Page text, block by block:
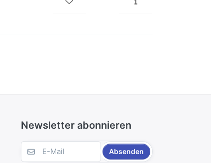
Newsletter abonnieren
Absenden